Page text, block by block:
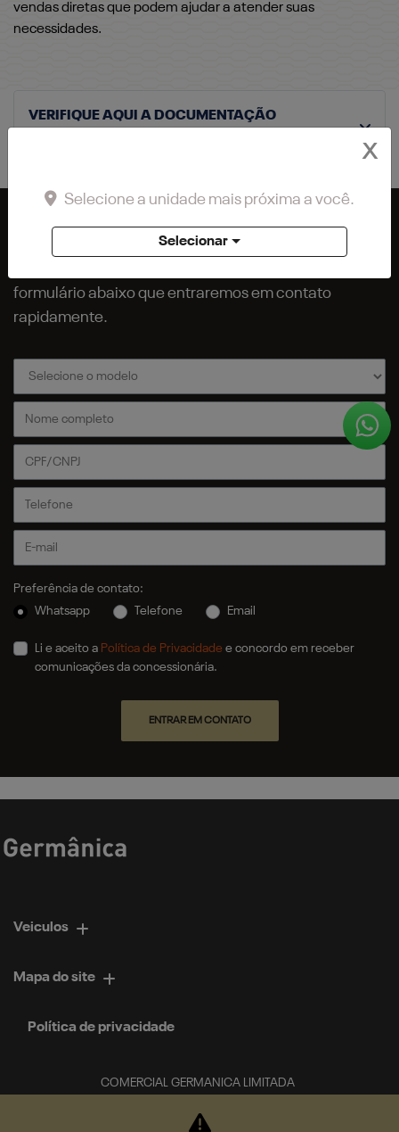
vendas diretas que podem ajudar a atender suas
necessidades.
VERIFIQUE AQUI A DOCUMENTAÇÃO
SOLICITE SUA PROPOSTA
formulário abaixo que entraremos em contato
rapidamente.
Preferência de contato:
Whatsapp
Telefone Email
Li e aceito a Política de Privacidade e concordo em receber
comunicações da concessionária.
ENTRAR EM CONTATO
Veiculos
Mapa do site
Política de privacidade
COMERCIAL GERMANICA LIMITADA
CNPJ: 02.952.561/0034-84
X
Selecione a unidade mais próxima a você.
Selecionar